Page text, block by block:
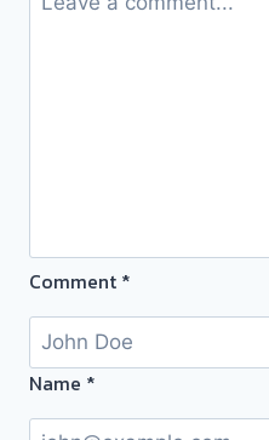
พระทอง
พลอย
ประดับ
Comment *
Name *